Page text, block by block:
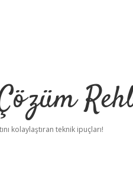
kolaylaştıran teknik ipuçları!